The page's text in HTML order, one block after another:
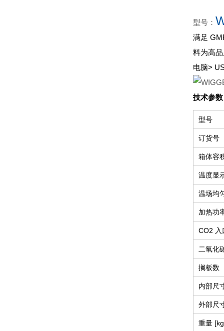
型号：
满足
料为高
电脑>
技术参数
型号
订货号
箱体容
温度显
温场均
加热功
CO2 入
二氧化
搁板数
内部尺
外部尺
重量